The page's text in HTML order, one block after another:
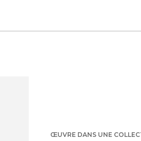
ŒUVRE DANS UNE